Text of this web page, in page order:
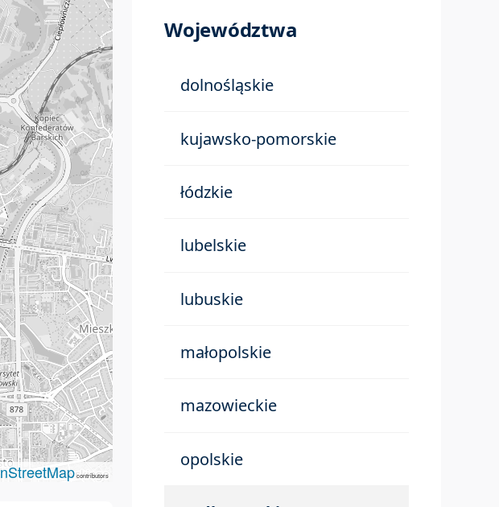
contributors
Województwa
dolnośląskie
kujawsko-pomorskie
łódzkie
lubelskie
lubuskie
małopolskie
mazowieckie
opolskie